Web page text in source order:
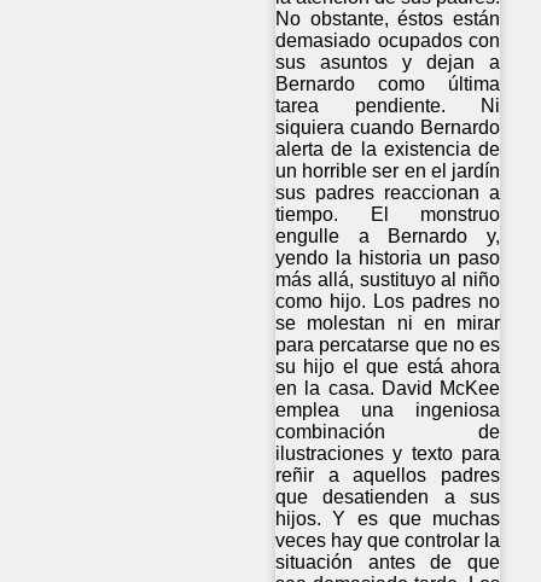
No obstante, éstos están
demasiado ocupados con
sus asuntos y dejan a
Bernardo como última
tarea pendiente. Ni
siquiera cuando Bernardo
alerta de la existencia de
un horrible ser en el jardín
sus padres reaccionan a
tiempo. El monstruo
engulle a Bernardo y,
yendo la historia un paso
más allá, sustituyo al niño
como hijo. Los padres no
se molestan ni en mirar
para percatarse que no es
su hijo el que está ahora
en la casa. David McKee
emplea una ingeniosa
combinación de
ilustraciones y texto para
reñir a aquellos padres
que desatienden a sus
hijos. Y es que muchas
veces hay que controlar la
situación antes de que